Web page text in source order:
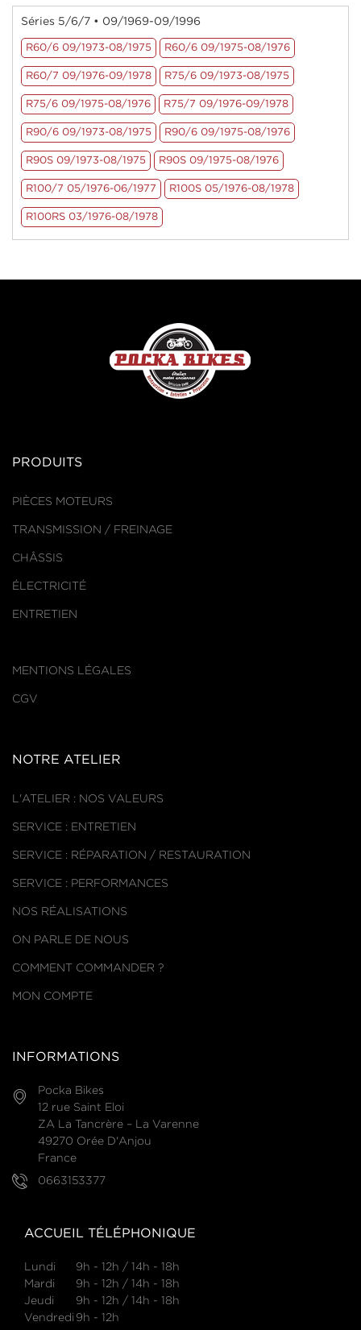
Séries 5/6/7 • 09/1969-09/1996
R60/6 09/1973-08/1975 R60/6 09/1975-08/1976
R60/7 09/1976-09/1978 R75/6 09/1973-08/1975
R75/6 09/1975-08/1976 R75/7 09/1976-09/1978
R90/6 09/1973-08/1975 R90/6 09/1975-08/1976
R90S 09/1973-08/1975 R90S 09/1975-08/1976
R100/7 05/1976-06/1977 R100S 05/1976-08/1978
R100RS 03/1976-08/1978
PRODUITS
PIÈCES MOTEURS
TRANSMISSION / FREINAGE
CHÂSSIS
ÉLECTRICITÉ
ENTRETIEN
MENTIONS LÉGALES
CGV
NOTRE ATELIER
L'ATELIER : NOS VALEURS
SERVICE : ENTRETIEN
SERVICE : RÉPARATION / RESTAURATION
SERVICE : PERFORMANCES
NOS RÉALISATIONS
ON PARLE DE NOUS
COMMENT COMMANDER ?
MON COMPTE
INFORMATIONS
Pocka Bikes
12 rue Saint Eloi
ZA La Tancrère – La Varenne
49270 Orée D'Anjou
France
0663153377
ACCUEIL TÉLÉPHONIQUE
Lundi
9h - 12h / 14h - 18h
Mardi
9h - 12h / 14h - 18h
Jeudi
9h - 12h / 14h - 18h
Vendredi 9h - 12h